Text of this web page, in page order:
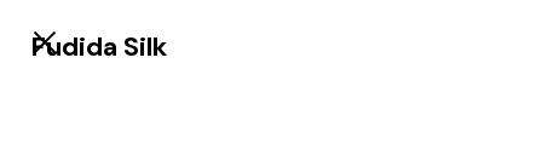
Fudida Silk